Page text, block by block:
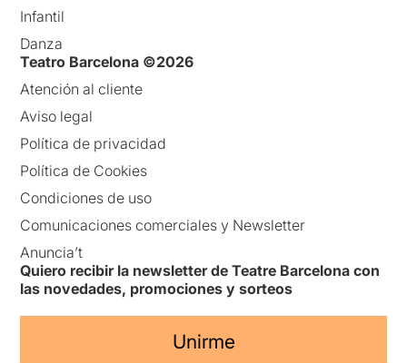
Infantil
Danza
Teatro Barcelona ©2026
Atención al cliente
Aviso legal
Política de privacidad
Política de Cookies
Condiciones de uso
Comunicaciones comerciales y Newsletter
Anuncia’t
Quiero recibir la newsletter de Teatre Barcelona con
las novedades, promociones y sorteos
Unirme